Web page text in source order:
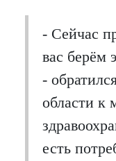
- Сейчас
вас берём
-
области к
есть